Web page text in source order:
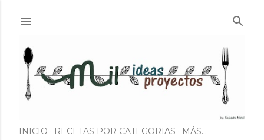
INICIO RECETAS POR CATEGORIAS MÁS…